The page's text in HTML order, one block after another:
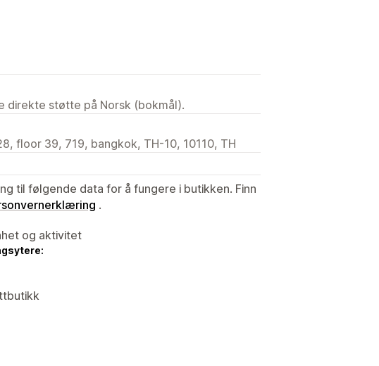
direkte støtte på Norsk (bokmål).
floor 39, 719, bangkok, TH-10, 10110, TH
til følgende data for å fungere i butikken. Finn
.
og aktivitet